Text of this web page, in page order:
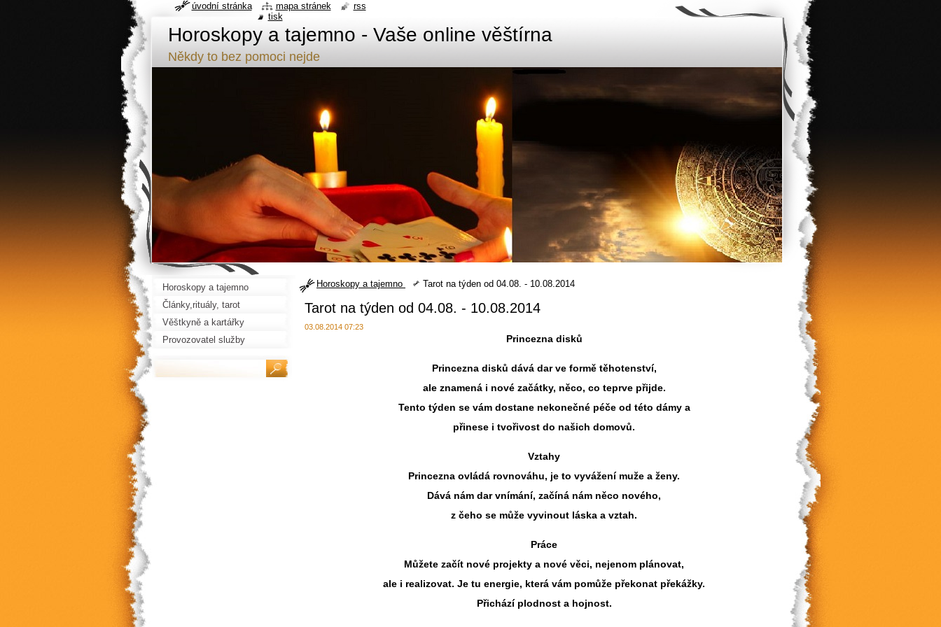
Horoskopy a tajemno - Vaše online věštírna
Někdy to bez pomoci nejde
Horoskopy a tajemno Tarot na týden od 04.08. - 10.08.2014
Tarot na týden od 04.08. - 10.08.2014
03.08.2014 07:23
Princezna disků
Princezna disků dává dar ve formě těhotenství,
ale znamená i nové začátky, něco, co teprve přijde.
Tento týden se vám dostane nekonečné péče od této dámy a
přinese i tvořivost do našich domovů.
Vztahy
Princezna ovládá rovnováhu, je to vyvážení muže a ženy.
Dává nám dar vnímání, začíná nám něco nového,
z čeho se může vyvinout láska a vztah.
Práce
Můžete začít nové projekty a nové věci, nejenom plánovat,
ale i realizovat. Je tu energie, která vám pomůže překonat překážky.
Přichází plodnost a hojnost.
Horoskopy a tajemno
Články,rituály, tarot
Věštkyně a kartářky
Provozovatel služby
úvodní stránka mapa stránek
rss
tisk